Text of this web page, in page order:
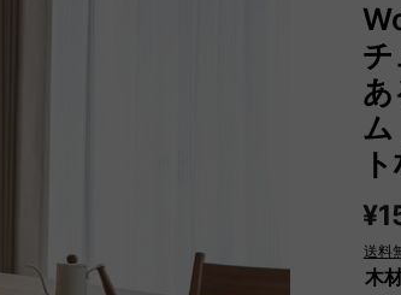
ム
ト
送料
木